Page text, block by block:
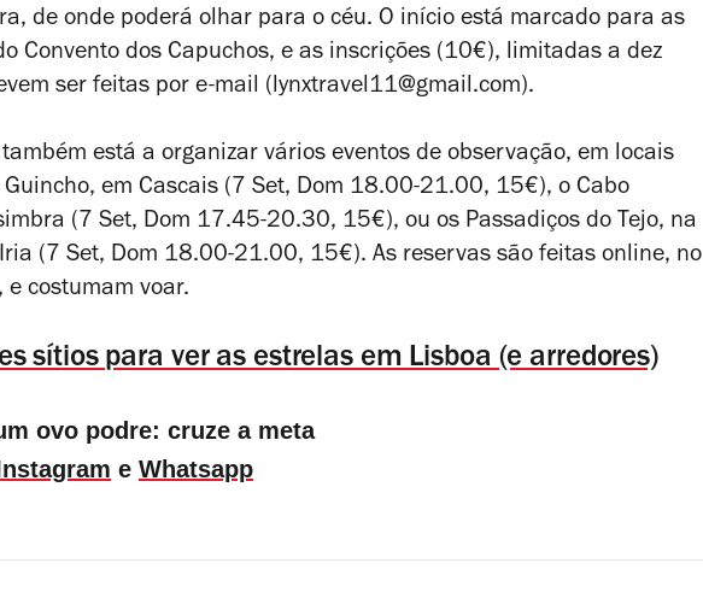
de onde poderá olhar para o céu. O início está marcado para as
Convento dos Capuchos, e as inscrições (10€), limitadas a dez
ser feitas por e-mail (lynxtravel11@gmail.com).
está a organizar vários eventos de observação, em locais
em Cascais (7 Set, Dom 18.00-21.00, 15€), o Cabo
(7 Set, Dom 17.45-20.30, 15€), ou os Passadiços do Tejo, na
(7 Set, Dom 18.00-21.00, 15€). As reservas são feitas online, no
costumam voar.
sítios para ver as estrelas em Lisboa (e arredores)
ovo podre: cruze a meta
e Whatsapp